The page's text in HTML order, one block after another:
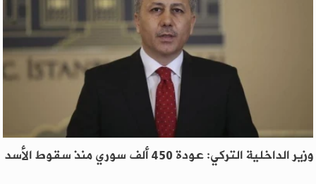
وزير الداخلية التركي: عودة 450 ألف سوري منذ سقوط الأسد